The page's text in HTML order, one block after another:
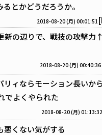
とかどうだろうか。
2018-08-20 (月) 00:01:51
の辺りで、戦技の攻撃力
2018-08-20 (月) 00:40:36
ィならモーション長いか
でよくやられた
2018-08-20 (月) 01:13:32
悪くない気がする